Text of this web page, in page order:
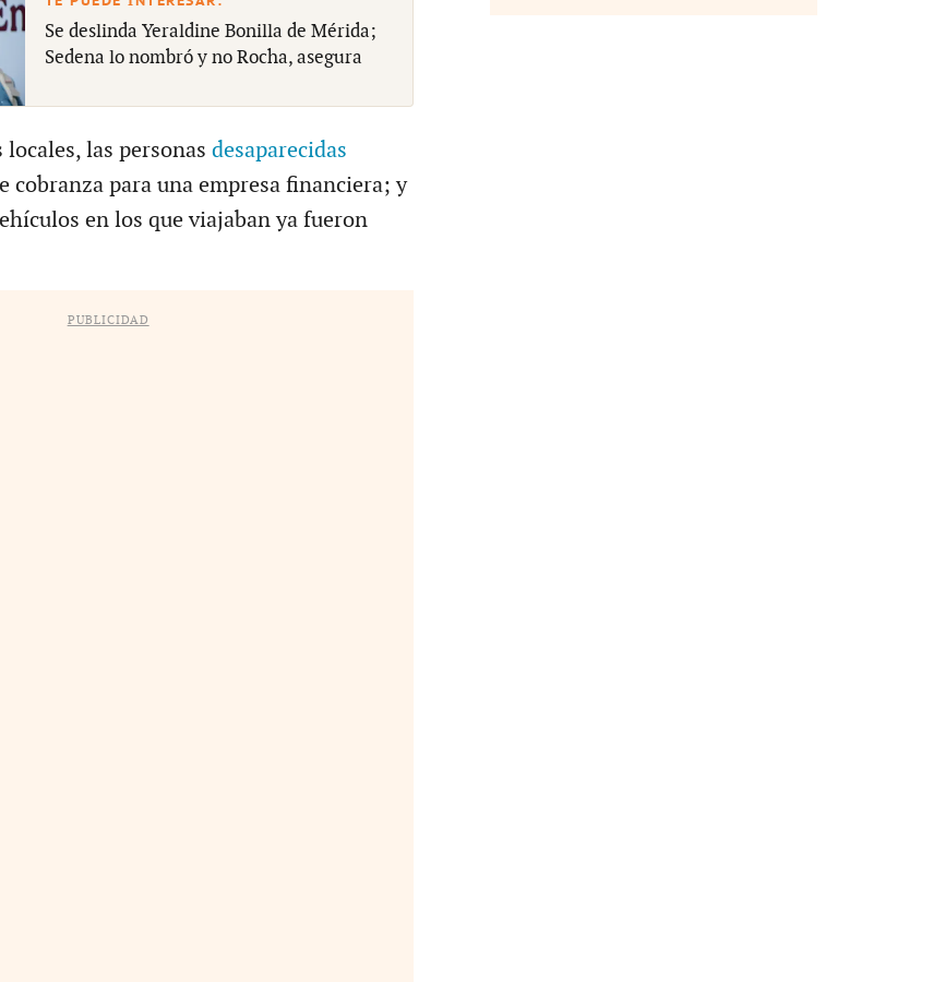
Se deslinda Yeraldine Bonilla de Mérida;
Sedena lo nombró y no Rocha, asegura
las personas desaparecidas
cobranza para una empresa financiera; y
en los que viajaban ya fueron
PUBLICIDAD